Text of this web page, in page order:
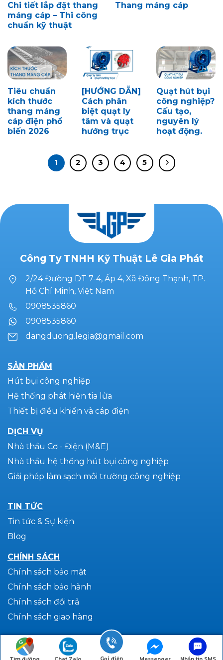
Chi tiết lắp đặt thang
máng cáp – Thi công
chuẩn kỹ thuật
Thang máng cáp
Tiêu chuẩn
kích thước
thang máng
cáp điện phổ
biến 2026
[HƯỚNG DẪN]
Cách phân
biệt quạt ly
tâm và quạt
hướng trục
Quạt hút bụi
công nghiệp?
Cấu tạo,
nguyên lý
hoạt động.
1 2 3 4 5
Công Ty TNHH Kỹ Thuật Lê Gia Phát
2/24 Đường DT 7-4, Ấp 4, Xã Đông Thạnh, TP.
Hồ Chí Minh, Việt Nam
0908535860
0908535860
dangduong.legia@gmail.com
SẢN PHẨM
Hút bụi công nghiệp
Hệ thống phát hiện tia lửa
Thiết bị điều khiển và cáp điện
DỊCH VỤ
Nhà thầu Cơ - Điện (M&E)
Nhà thầu hệ thống hút bụi công nghiệp
Giải pháp làm sạch môi trường công nghiệp
TIN TỨC
Tin tức & Sự kiện
Blog
CHÍNH SÁCH
Chính sách bảo mật
Chính sách bảo hành
Chính sách đổi trả
Chính sách giao hàng
Copyright 2026 © Le Gia Phat Engineering Co.,Ltd